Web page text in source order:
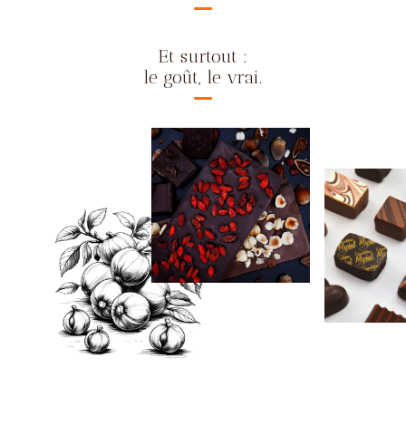
Et surtout :
le goût, le vrai.